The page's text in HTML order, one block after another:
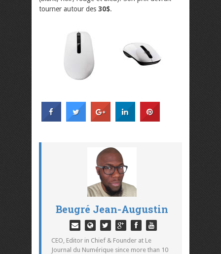
tourner autour des 30$.
Beugré Jean-Augustin
CEO, Editor in Chief & Founder at Le
Journal du Numérique since more than 10